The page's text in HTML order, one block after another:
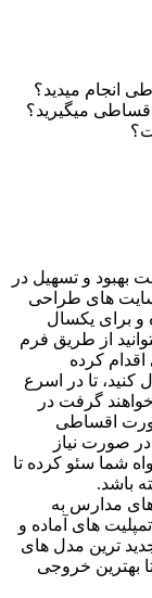
انجام میدید؟
میگیرید؟
بهبود و تسهیل در
های طراحی
و برای یکسال
از طریق فرم
کرده
تا در اسرع
گرفت در
اقساطی
صورت نیاز
شما سئو کرده تا
باشد.
مدارس به
های آماده و
ترین مدل های
بهترین خروجی